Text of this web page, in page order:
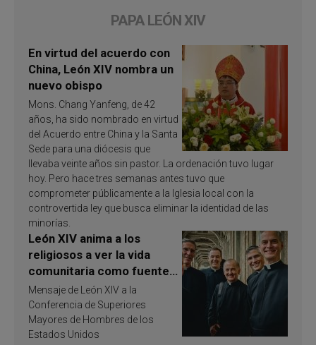
PAPA LEÓN XIV
En virtud del acuerdo con
China, León XIV nombra un
nuevo obispo
Mons. Chang Yanfeng, de 42
años, ha sido nombrado en virtud
del Acuerdo entre China y la Santa
Sede para una diócesis que
llevaba veinte años sin pastor. La ordenación tuvo lugar
hoy. Pero hace tres semanas antes tuvo que
comprometer públicamente a la Iglesia local con la
controvertida ley que busca eliminar la identidad de las
minorías.
León XIV anima a los
religiosos a ver la vida
comunitaria como fuente
de inspiración y
santificación
Mensaje de León XIV a la
Conferencia de Superiores
Mayores de Hombres de los
Estados Unidos